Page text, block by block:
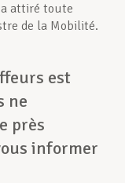
a attiré toute
de la Mobilité.
est
ne
près
informer